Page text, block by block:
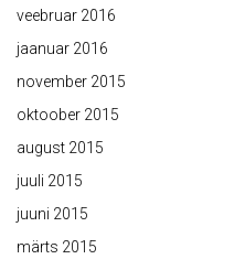
veebruar 2016
jaanuar 2016
november 2015
oktoober 2015
august 2015
juuli 2015
juuni 2015
märts 2015